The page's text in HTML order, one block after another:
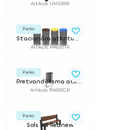
Artikuls: UM338B
Parks
Stacionāra atkritumu urna ARO SELECTIF
Artikuls: PA620TA
Parks
Pretvandālisma atkritumu urna ARGO 50
Artikuls: PA693GR
Parks
Sols SIS ReBnew